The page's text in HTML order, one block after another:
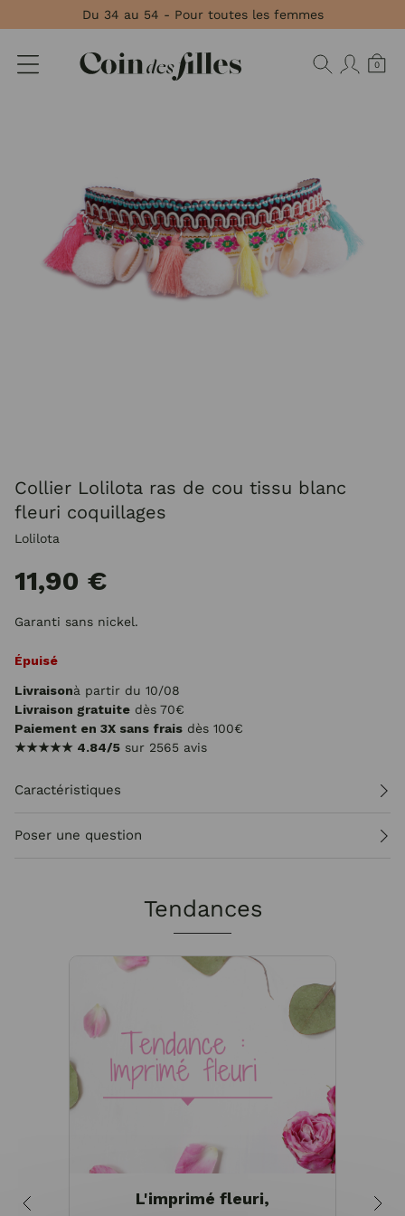
Du 34 au 54 - Pour toutes les femmes
0
Collier Lolilota ras de cou tissu blanc
fleuri coquillages
Lolilota
11,90 €
Garanti sans nickel.
Épuisé
Livraisonà partir du 10/08
Livraison gratuite dès 70€
Paiement en 3X sans frais dès 100€
★★★★★ 4.84/5 sur 2565 avis
Caractéristiques
Poser une question
Tendances
L'imprimé fleuri,
Panneau de gestion des cookies